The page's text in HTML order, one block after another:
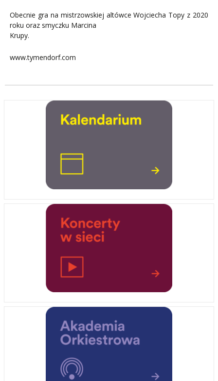
Obecnie gra na mistrzowskiej altówce Wojciecha Topy z 2020
roku oraz smyczku Marcina
Krupy.
www.tymendorf.com